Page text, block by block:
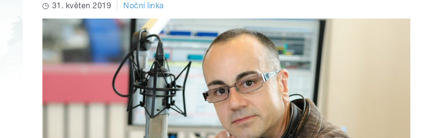
31. květen 2019 Noční linka